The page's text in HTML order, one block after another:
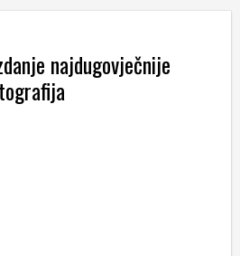
najdugovječnije